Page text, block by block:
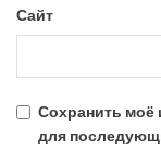
Сайт
Сохранить моё
для